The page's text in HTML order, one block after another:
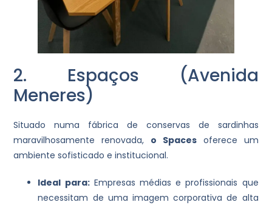
2. Espaços (Avenida
Meneres)
Situado numa fábrica de conservas de sardinhas
maravilhosamente renovada, o Spacesoferece um
ambiente sofisticado e institucional.
Ideal para:Empresas médias e profissionais que
necessitam de uma imagem corporativa de alta